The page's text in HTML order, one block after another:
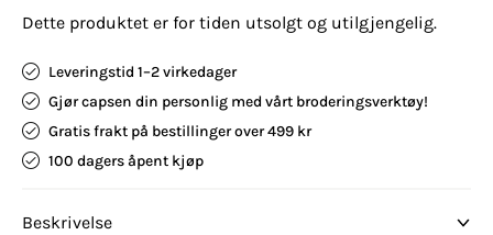
Dette produktet er for tiden utsolgt og utilgjengelig.
Leveringstid 1–2 virkedager
Gjør capsen din personlig med vårt broderingsverktøy!
Gratis frakt på bestillinger over 499 kr
100 dagers åpent kjøp
Beskrivelse